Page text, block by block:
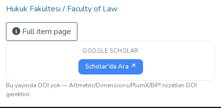
Hukuk Fakültesi / Faculty of Law
Full item page
GOOGLE SCHOLAR
Scholar'da Ara ↗
Bu yayında DOI yok — Altmetric/Dimensions/PlumX/BIP! rozetleri DOI
gerektirir.